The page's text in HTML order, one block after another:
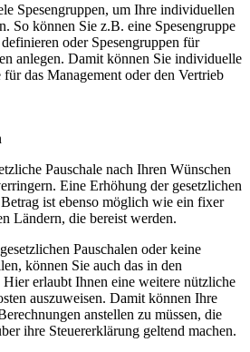
Spesengruppen, um Ihre individuellen
So können Sie z.B. eine Spesengruppe
oder Spesengruppen für
anlegen. Damit können Sie individuelle
für das Management oder den Vertrieb
Pauschale nach Ihren Wünschen
Eine Erhöhung der gesetzlichen
ist ebenso möglich wie ein fixer
Ländern, die bereist werden.
Pauschalen oder keine
können Sie auch das in den
Hier erlaubt Ihnen eine weitere nützliche
auszuweisen. Damit können Ihre
anstellen zu müssen, die
ihre Steuererklärung geltend machen.